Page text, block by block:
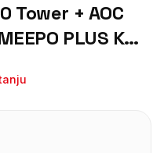
Tower + AOC
PLUS KM-